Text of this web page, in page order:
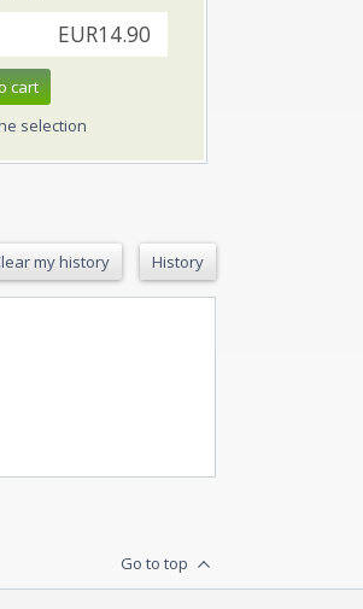
EUR14.90
cart
selection
my history History
Go to top